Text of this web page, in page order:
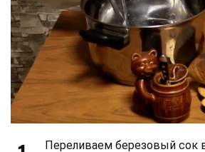
Переливаем березовый сок